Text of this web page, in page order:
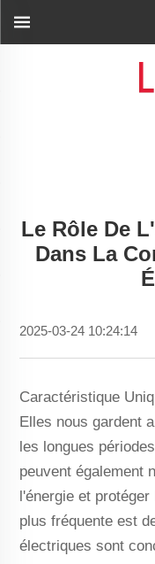
Le Rôle De
Dans La
2025-03-24 10:24:14
Caractéristique
Elles nous gardent
les longues
peuvent également
l'énergie et
plus fréquente est
électriques sont